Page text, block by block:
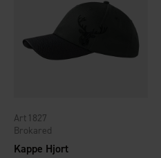
Kappe Hjort
Brokared
1827